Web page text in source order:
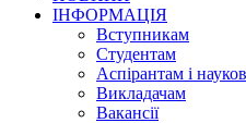
ІНФОРМАЦІЯ
Вступникам
Студентам
Аспірантам і
Викладачам
Вакансії